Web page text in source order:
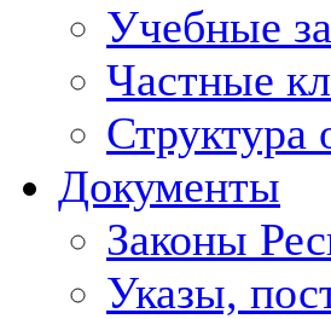
Учебные
Частные
Структура
Документы
Законы
Указы,